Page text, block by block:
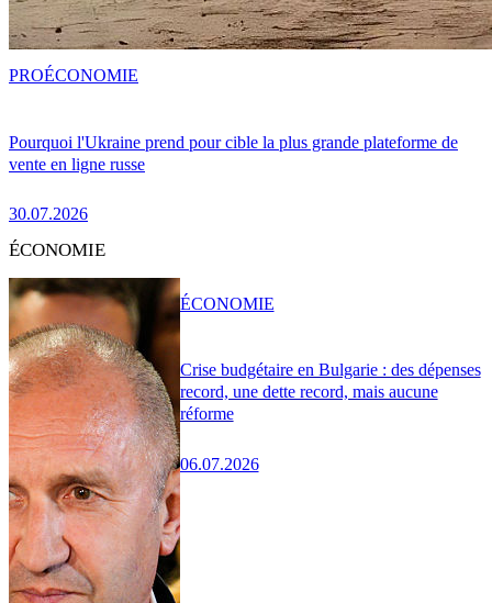
Pourquoi l'Ukraine prend pour cible la plus grande plateforme de
vente en ligne russe
30.07.2026
PROÉCONOMIE
ÉCONOMIE
Crise budgétaire en Bulgarie : des dépenses
record, une dette record, mais aucune
réforme
06.07.2026
ÉCONOMIE